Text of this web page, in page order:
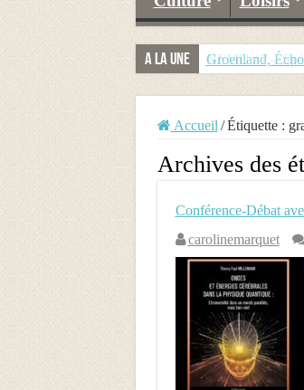
A la Une Groenland,
Accueil / Étiquette :
Archives des
Conférence-Débat
carolinemarquet